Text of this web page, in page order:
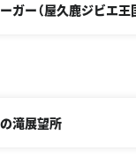
ガー（屋久鹿ジビエ王
滝展望所